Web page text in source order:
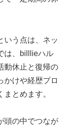
いう点は、ネッ
は、billlieハル
動休止と復帰の
かけや経歴プロ
とめます。
頭の中でつなが